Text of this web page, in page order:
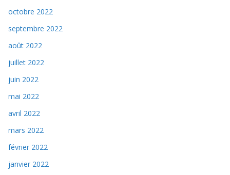
octobre 2022
septembre 2022
août 2022
juillet 2022
juin 2022
mai 2022
avril 2022
mars 2022
février 2022
janvier 2022